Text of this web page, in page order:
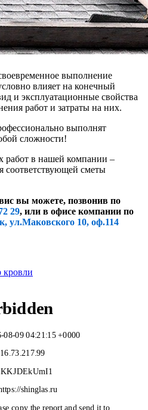
выполнение
влияет на конечный
и эксплуатационные свойства
работ и затраты на них.
выполнят
сложности!
работ в нашей компании –
соответствующей сметы
вы можете, позвонив по
29, или в офисе компании по
ул.Маковского 10, оф.114
кровли